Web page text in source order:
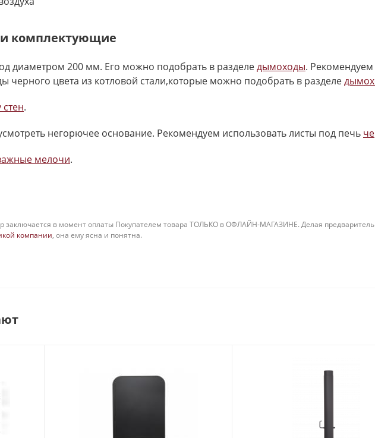
комплектующие
диаметром 200 мм. Его можно подобрать в разделедымоходы.
черного цвета из котловой стали,которые можно подобрать в разделе
.
негорючее основание. Рекомендуем использовать листы под печь
мелочи.
заключается в момент оплаты Покупателем товара ТОЛЬКО в ОФЛАЙН-МАГАЗИНЕ. Делая
компании, она ему ясна и понятна.